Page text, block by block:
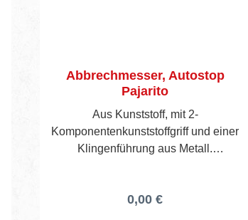
Abbrechmesser, Autostop
Pajarito
Aus Kunststoff, mit 2-
Komponentenkunststoffgriff und einer
Klingenführung aus Metall.
Lieferung inkl. 4 Klingen.
0,00 €